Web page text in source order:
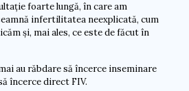
foarte lungă, în care am
infertilitatea neexplicată, cum
și, mai ales, ce este de făcut în
au răbdare să încerce inseminare
încerce direct FIV.